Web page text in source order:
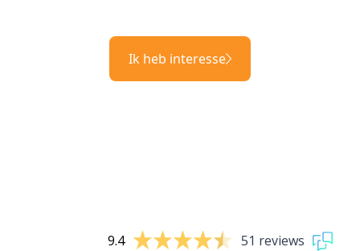
Ik heb interesse
9.4 51 reviews